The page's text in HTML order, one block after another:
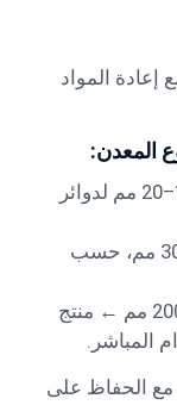
إعادة المواد
المعدن:
خام النحاس: تغذية ~150 مم ← منتج ~10–20 مم لدوائر
الكروميت: تغذية ~100 مم ← منتج ~10–30 مم، حسب
الرواسب الحاملة للحجر الجيري: تغذية ~200 مم ← منتج
مع الحفاظ على